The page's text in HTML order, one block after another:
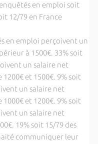
en emploi soit
12/79 en France
en emploi perçoivent un
à 1500€. 33% soit
un salaire net
et 1500€. 9% soit
un salaire net
et 1200€. 9% soit
un salaire net
19% soit 15/79 des
communiquer leur